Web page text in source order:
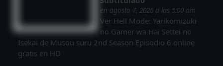
en agosto 7, 2026 a las 5:00 am
Ver Hell Mode: Yarikomizuki
no Gamer wa Hai Settei no
Isekai de Musou suru 2nd Season Episodio 6 online
gratis en HD